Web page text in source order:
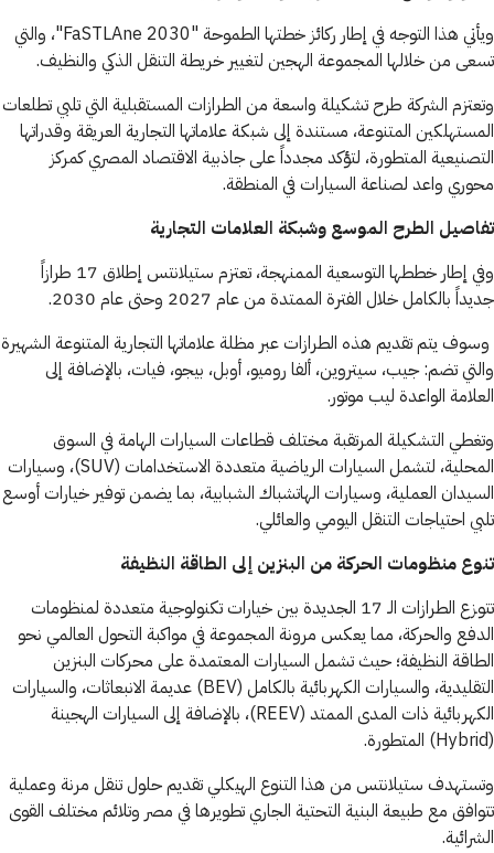
ويأتي هذا التوجه في إطار ركائز خطتها الطموحة "FaSTLAne 2030"، والتي
تسعى من خلالها المجموعة الهجين لتغيير خريطة التنقل الذكي والنظيف.
وتعتزم الشركة طرح تشكيلة واسعة من الطرازات المستقبلية التي تلبي تطلعات
المستهلكين المتنوعة، مستندة إلى شبكة علاماتها التجارية العريقة وقدراتها
التصنيعية المتطورة، لتؤكد مجدداً على جاذبية الاقتصاد المصري كمركز
محوري واعد لصناعة السيارات في المنطقة.
تفاصيل الطرح الموسع وشبكة العلامات التجارية
وفي إطار خططها التوسعية الممنهجة، تعتزم ستيلانتس إطلاق 17 طرازاً
جديداً بالكامل خلال الفترة الممتدة من عام 2027 وحتى عام 2030.
وسوف يتم تقديم هذه الطرازات عبر مظلة علاماتها التجارية المتنوعة الشهيرة
والتي تضم: جيب، سيتروين، ألفا روميو، أوبل، بيجو، فيات، بالإضافة إلى
العلامة الواعدة ليب موتور.
وتغطي التشكيلة المرتقبة مختلف قطاعات السيارات الهامة في السوق
المحلية، لتشمل السيارات الرياضية متعددة الاستخدامات (SUV)، وسيارات
السيدان العملية، وسيارات الهاتشباك الشبابية، بما يضمن توفير خيارات أوسع
تلبي احتياجات التنقل اليومي والعائلي.
تنوع منظومات الحركة من البنزين إلى الطاقة النظيفة
تتوزع الطرازات الـ 17 الجديدة بين خيارات تكنولوجية متعددة لمنظومات
الدفع والحركة، مما يعكس مرونة المجموعة في مواكبة التحول العالمي نحو
الطاقة النظيفة؛ حيث تشمل السيارات المعتمدة على محركات البنزين
التقليدية، والسيارات الكهربائية بالكامل (BEV) عديمة الانبعاثات، والسيارات
الكهربائية ذات المدى الممتد (REEV)، بالإضافة إلى السيارات الهجينة
(Hybrid) المتطورة.
وتستهدف ستيلانتس من هذا التنوع الهيكلي تقديم حلول تنقل مرنة وعملية
تتوافق مع طبيعة البنية التحتية الجاري تطويرها في مصر وتلائم مختلف القوى
الشرائية.